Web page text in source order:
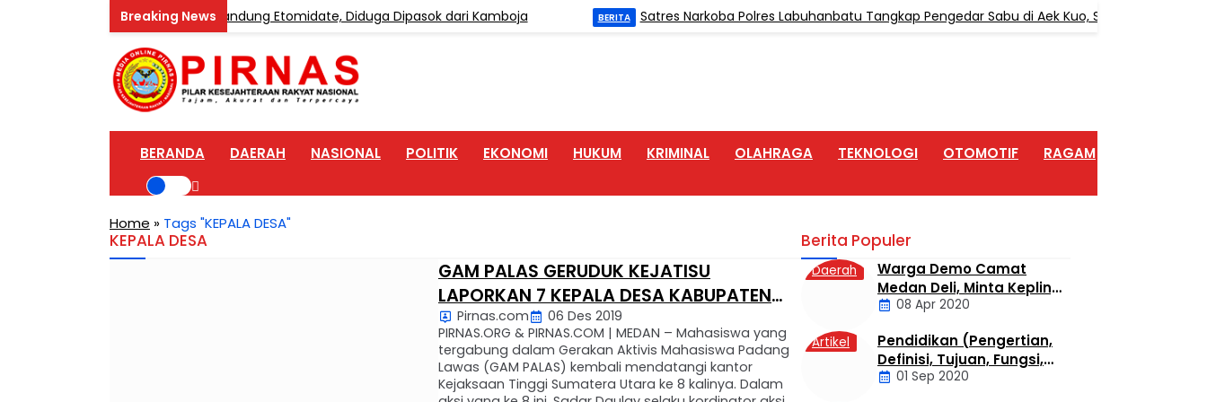
Home Industri Vape Mengandung Etomidate, Diduga Dipasok dari Kamboja BERITA Satres Narkoba Polres Labuhanbatu Tangkap Pengedar Sabu di Aek Kuo, Sita 3,10 Gram Sabu
BERANDA DAERAH NASIONAL POLITIK EKONOMI HUKUM KRIMINAL OLAHRAGA TEKNOLOGI OTOMOTIF RAGAM
Home » Tags "KEPALA DESA"
KEPALA DESA
GAM PALAS GERUDUK KEJATISU
LAPORKAN 7 KEPALA DESA KABUPATEN
PADANG LAWAS
Pirnas.com
06 Des 2019
PIRNAS.ORG & PIRNAS.COM | MEDAN – Mahasiswa yang
tergabung dalam Gerakan Aktivis Mahasiswa Padang
Lawas (GAM PALAS) kembali mendatangi kantor
Kejaksaan Tinggi Sumatera Utara ke 8 kalinya. Dalam
Berita Populer
Daerah
Warga Demo Camat
Medan Deli, Minta Kepling
6 Titi Papan Di Copot
Warganya
08 Apr 2020
Artikel
Pendidikan (Pengertian,
Definisi, Tujuan, Fungsi,
dan Jenis Pendidikan)
01 Sep 2020